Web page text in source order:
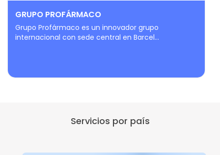
GRUPO PROFÁRMACO
Grupo Profármaco es un innovador grupo
internacional con sede central en Barcel...
Servicios por país